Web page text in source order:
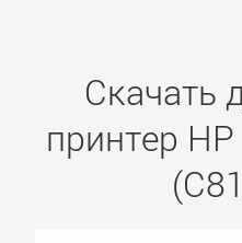
Скачать
принтер